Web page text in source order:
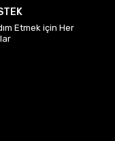
Etmek için Her